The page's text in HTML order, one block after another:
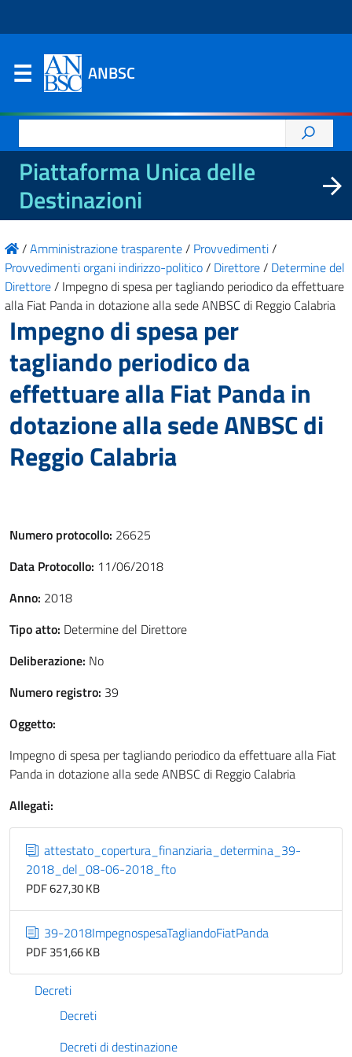
ANBSC
per:
Piattaforma Unica delle
Destinazioni
/Amministrazione trasparente/ Provvedimenti/
Provvedimenti organi indirizzo-politico/ Direttore/ Determine del
Direttore/ Impegno di spesa per tagliando periodico da effettuare
alla Fiat Panda in dotazione alla sede ANBSC di Reggio Calabria
Impegno di spesa per
tagliando periodico da
effettuare alla Fiat Panda in
dotazione alla sede ANBSC di
Reggio Calabria
Numero protocollo: 26625
Data Protocollo: 11/06/2018
Anno: 2018
Tipo atto: Determine del Direttore
Deliberazione: No
Numero registro: 39
Oggetto:
Impegno di spesa per tagliando periodico da effettuare alla Fiat
Panda in dotazione alla sede ANBSC di Reggio Calabria
Allegati:
attestato_copertura_finanziaria_determina_39-
2018_del_08-06-2018_fto
PDF 627,30 KB
39-2018ImpegnospesaTagliandoFiatPanda
PDF 351,66 KB
Decreti
Decreti
Decreti di destinazione